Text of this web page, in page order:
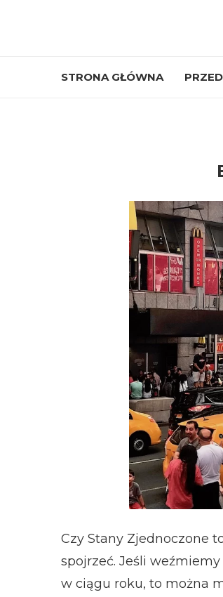
STRONA GŁÓWNA
Czy Stany Zjednoczone
spojrzeć. Jeśli
w ciągu roku, to można